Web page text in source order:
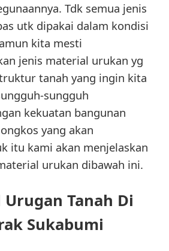
Tdk semua jenis
utk dipakai dalam kondisi
kita mesti
jenis material urukan yg
tanah yang ingin kita
sungguh
kekuatan bangunan
yang akan
itu kami akan menjelaskan
urukan dibawah ini.
Tanah Di
Sukabumi